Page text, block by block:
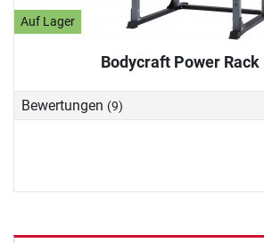
Auf Lager
Bodycraft Power Rack
Bewertungen (9)